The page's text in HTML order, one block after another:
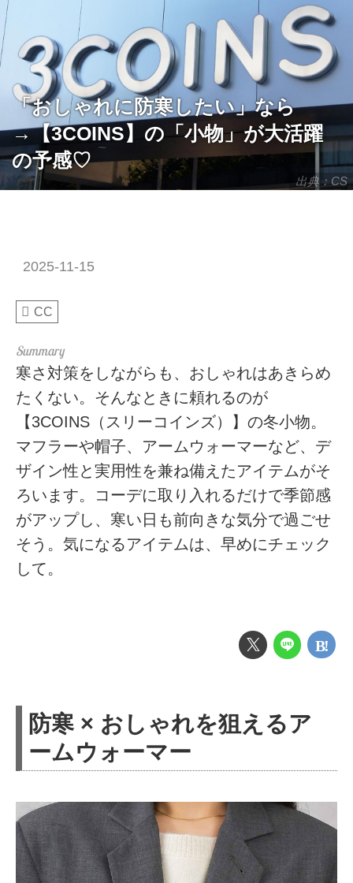
出典：CS
「おしゃれに防寒したい」なら
→【3COINS】の「小物」が大活躍
の予感♡
2025-11-15
CC
寒さ対策をしながらも、おしゃれはあきらめ
たくない。そんなときに頼れるのが
【3COINS（スリーコインズ）】の冬小物。
マフラーや帽子、アームウォーマーなど、デ
ザイン性と実用性を兼ね備えたアイテムがそ
ろいます。コーデに取り入れるだけで季節感
がアップし、寒い日も前向きな気分で過ごせ
そう。気になるアイテムは、早めにチェック
して。
防寒 × おしゃれを狙えるア
ームウォーマー